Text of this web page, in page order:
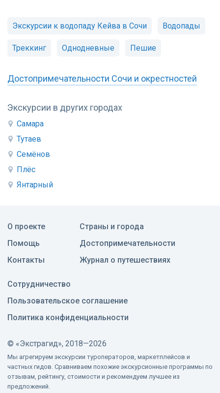
Экскурсии в других городах
Самара
Тутаев
Семёнов
Плёс
Янтарный
Экскурсии к водопаду Кейва в Сочи Водопады
Треккинг Однодневные Пешие
Достопримечательности Сочи и окрестностей
О проекте
Помощь
Контакты
Страны и города
Достопримечательности
Журнал о путешествиях
Сотрудничество
Пользовательское соглашение
Политика конфиденциальности
© «Экстрагид», 2018—2026
Мы агрегируем экскурсии туроператоров, маркетплейсов и
частных гидов. Сравниваем похожие экскурсионные программы по
отзывам, рейтингу, стоимости и рекомендуем лучшее из
предложений.